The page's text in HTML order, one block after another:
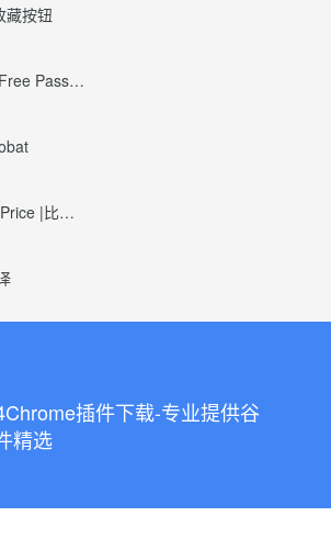
藏按钮
LastPass: Free Password Manager
Avast SafePrice |比较、交易、优惠券
插件下载-专业提供谷
精选